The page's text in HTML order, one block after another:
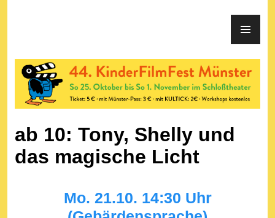
ab 10: Tony, Shelly und
das magische Licht
Mo. 21.10. 14:30 Uhr